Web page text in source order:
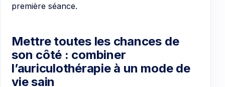
première séance.
Mettre toutes les chances de
son côté : combiner
l’auriculothérapie à un mode de
vie sain